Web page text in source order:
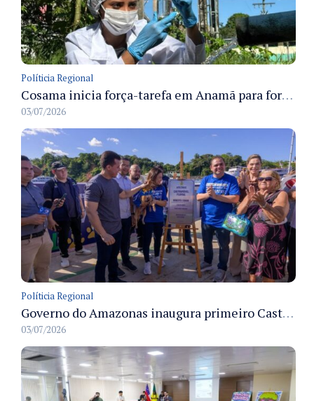
Políticia Regional
Cosama inicia força-tarefa em Anamã para fortalecer abastecimento de água e segurança hídrica da população
03/07/2026
Políticia Regional
Governo do Amazonas inaugura primeiro Castramóvel Fluvial para atendimento veterinário às comunidades ribeirinhas e castração gratuita
03/07/2026